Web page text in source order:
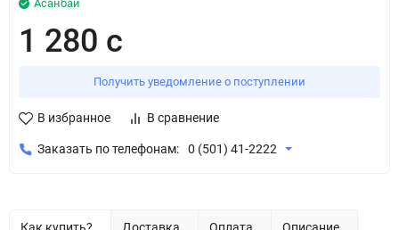
Асанбай
1 280 с
Получить уведомление о поступлении
В избранное В сравнение
Заказать по телефонам: 0 (501) 41-2222